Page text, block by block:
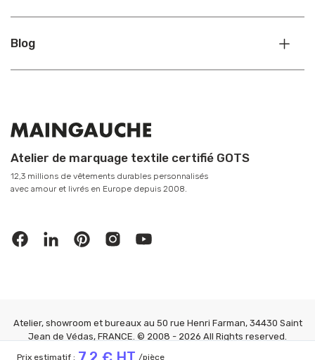
Prix estimatif : /pièce
Blog
Atelier de marquage textile certifié GOTS
12,3 millions de vêtements durables personnalisés
avec amour et livrés en Europe depuis 2008.
Atelier, showroom et bureaux au 50 rue Henri Farman, 34430 Saint
Jean de Védas, FRANCE. © 2008 - 2026 All Rights reserved.
MAINGAUCHE®